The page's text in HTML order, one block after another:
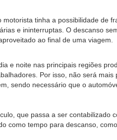
tinha a possibilidade de
e ininterruptas. O descanso
ao final de uma viagem.
e noite nas principais regiões
Por isso, não será
sendo necessário que o
que passa a ser contabilizado
como tempo para descanso,